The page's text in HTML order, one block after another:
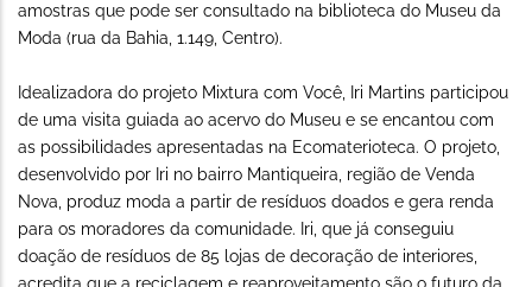
amostras que pode ser consultado na biblioteca do Museu da
Moda (rua da Bahia, 1.149, Centro).
Idealizadora do projeto Mixtura com Você, Iri Martins participou
de uma visita guiada ao acervo do Museu e se encantou com
as possibilidades apresentadas na Ecomaterioteca. O projeto,
desenvolvido por Iri no bairro Mantiqueira, região de Venda
Nova, produz moda a partir de resíduos doados e gera renda
para os moradores da comunidade. Iri, que já conseguiu
doação de resíduos de 85 lojas de decoração de interiores,